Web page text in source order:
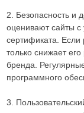
2. Безопасность и
оценивают сайты с
сертификата. Если
только снижает
бренда.
программного
3.